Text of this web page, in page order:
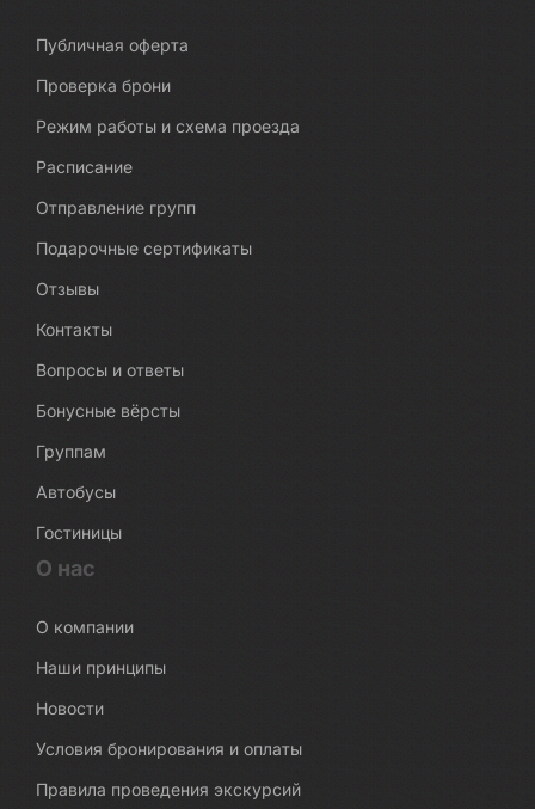
Публичная оферта
Проверка брони
Режим работы и схема проезда
Расписание
Отправление групп
Подарочные сертификаты
Отзывы
Контакты
Вопросы и ответы
Бонусные вёрсты
Группам
Автобусы
Гостиницы
О нас
О компании
Наши принципы
Новости
Условия бронирования и оплаты
Правила проведения экскурсий